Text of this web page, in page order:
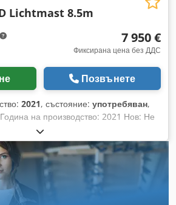
Lichtmast 8.5m
7 950 €
Фиксирана цена без ДДС
Позвънете
2021, състояние: употребяван,
на производство: 2021 Нов: Не
41-WBB-3 Сериен номер:
система Задвижване: Колесно
Kubota Горивен резервоар: 110 литра
985 кг Функционалност Изтегляща
маркировка: да Credpfx Ameylyfcsgjf
много добро Техническо